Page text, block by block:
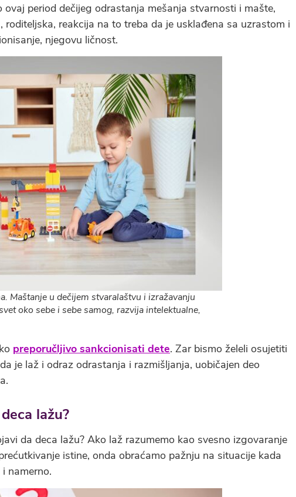
period dečijeg odrastanja mešanja stvarnosti i mašte,
reakcija na to treba da je usklađena sa uzrastom i
njegovu ličnost.
Maštanje u dečijem stvaralaštvu i izražavanju
oko sebe i sebe samog, razvija intelektualne,
preporučljivo sankcionisati dete. Zar bismo želeli osujetiti
je laž i odraz odrastanja i razmišljanja, uobičajen deo
lažu?
da deca lažu? Ako laž razumemo kao svesno izgovaranje
istine, onda obraćamo pažnju na situacije kada
namerno.